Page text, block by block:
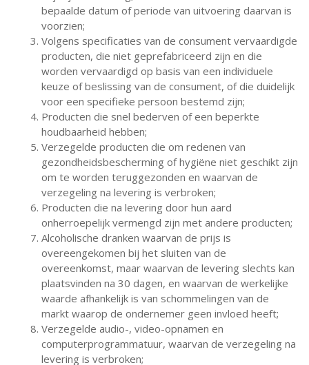
bepaalde datum of periode van uitvoering daarvan is
voorzien;
Volgens specificaties van de consument vervaardigde
producten, die niet geprefabriceerd zijn en die
worden vervaardigd op basis van een individuele
keuze of beslissing van de consument, of die duidelijk
voor een specifieke persoon bestemd zijn;
Producten die snel bederven of een beperkte
houdbaarheid hebben;
Verzegelde producten die om redenen van
gezondheidsbescherming of hygiëne niet geschikt zijn
om te worden teruggezonden en waarvan de
verzegeling na levering is verbroken;
Producten die na levering door hun aard
onherroepelijk vermengd zijn met andere producten;
Alcoholische dranken waarvan de prijs is
overeengekomen bij het sluiten van de
overeenkomst, maar waarvan de levering slechts kan
plaatsvinden na 30 dagen, en waarvan de werkelijke
waarde afhankelijk is van schommelingen van de
markt waarop de ondernemer geen invloed heeft;
Verzegelde audio-, video-opnamen en
computerprogrammatuur, waarvan de verzegeling na
levering is verbroken;